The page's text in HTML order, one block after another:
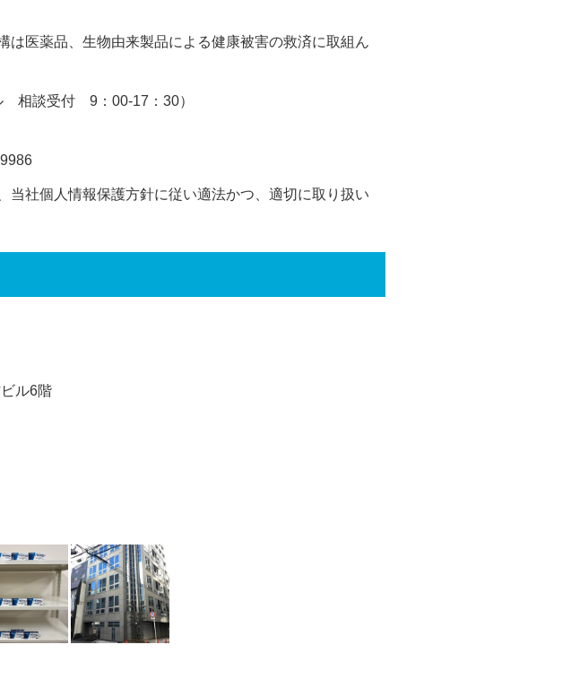
は医薬品、生物由来製品による健康被害の救済に取組ん
相談受付 9：00-17：30）
当社個人情報保護方針に従い適法かつ、適切に取り扱い
ル6階